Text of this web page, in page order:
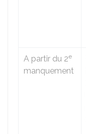
A partir du 2e
manquement